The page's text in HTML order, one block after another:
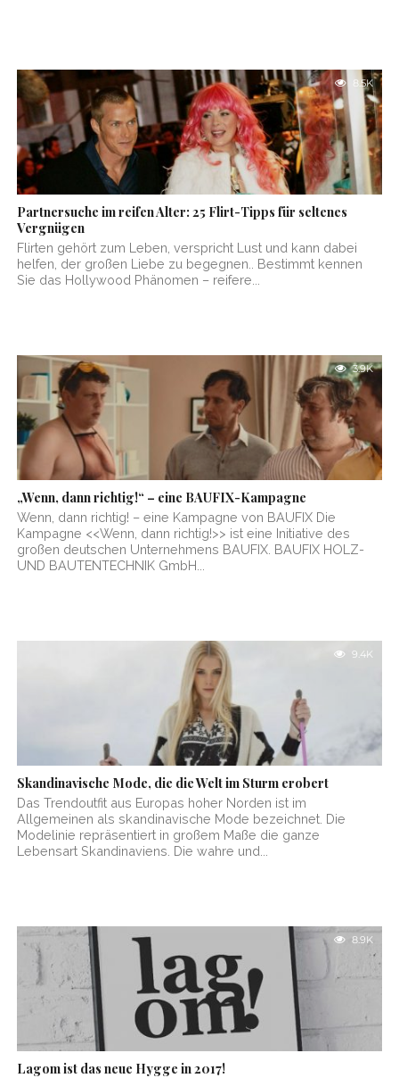
8.5K
Partnersuche im reifen Alter: 25 Flirt-Tipps für seltenes
Vergnügen
Flirten gehört zum Leben, verspricht Lust und kann dabei
helfen, der großen Liebe zu begegnen.. Bestimmt kennen
Sie das Hollywood Phänomen – reifere...
3.9K
„Wenn, dann richtig!“ – eine BAUFIX-Kampagne
Wenn, dann richtig! – eine Kampagne von BAUFIX Die
Kampagne <<Wenn, dann richtig!>> ist eine Initiative des
großen deutschen Unternehmens BAUFIX. BAUFIX HOLZ-
UND BAUTENTECHNIK GmbH...
9.4K
Skandinavische Mode, die die Welt im Sturm erobert
Das Trendoutfit aus Europas hoher Norden ist im
Allgemeinen als skandinavische Mode bezeichnet. Die
Modelinie repräsentiert in großem Maße die ganze
Lebensart Skandinaviens. Die wahre und...
8.9K
Lagom ist das neue Hygge in 2017!